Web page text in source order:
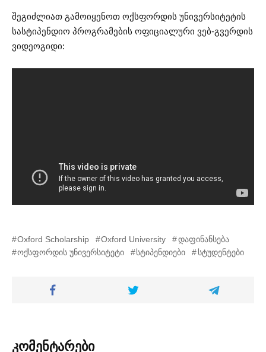
შეგიძლიათ გამოიყენოთ ოქსფორდის უნივერსიტეტის
სასტიპენდიო პროგრამების ოფიციალური ვებ-გვერდის
ვიდეოგიდი:
Oxford Scholarship Oxford University
დაფინანსება
ოქსფორდის უნივერსიტეტი
სტიპენდიები სტუდენტები
კომენტარები